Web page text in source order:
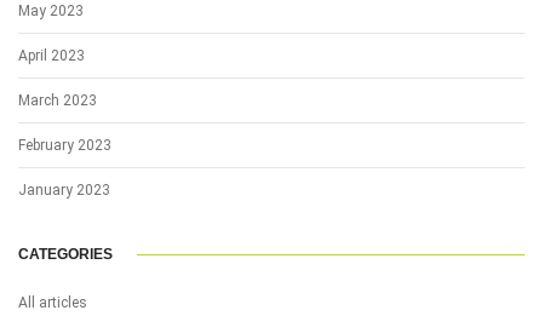
May 2023
April 2023
March 2023
February 2023
January 2023
CATEGORIES
All articles